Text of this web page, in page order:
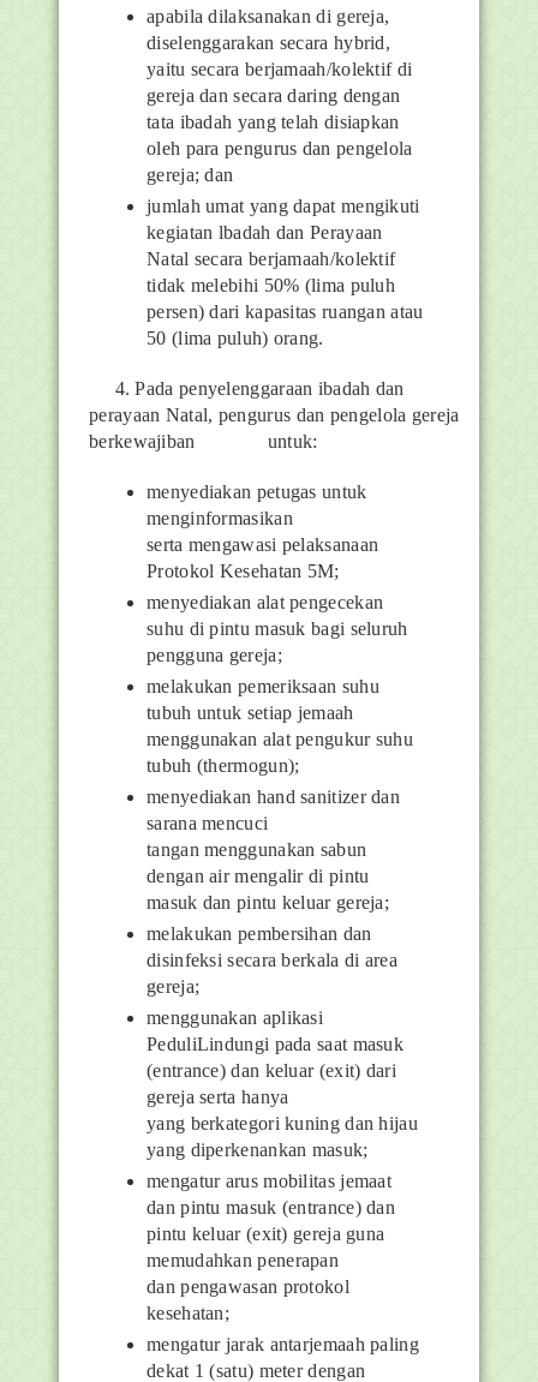
apabila dilaksanakan di gereja,
diselenggarakan secara hybrid,
yaitu secara berjamaah/kolektif di
gereja dan secara daring dengan
tata ibadah yang telah disiapkan
oleh para pengurus dan pengelola
gereja; dan
jumlah umat yang dapat mengikuti
kegiatan lbadah dan Perayaan
Natal secara berjamaah/kolektif
tidak melebihi 50% (lima puluh
persen) dari kapasitas ruangan atau
50 (lima puluh) orang.
4.Pada penyelenggaraan ibadah dan
perayaan Natal, pengurus dan pengelola gereja
berkewajiban
untuk:
menyediakan petugas untuk
menginformasikan
serta mengawasi pelaksanaan
Protokol Kesehatan 5M;
menyediakan alat pengecekan
suhu di pintu masuk bagi seluruh
pengguna gereja;
melakukan pemeriksaan suhu
tubuh untuk setiap jemaah
menggunakan alat pengukur suhu
tubuh (thermogun);
menyediakan hand sanitizerdan
sarana mencuci
tanganmenggunakan sabun
dengan air mengalir di pintu
masuk dan pintu keluar gereja;
melakukan pembersihan dan
disinfeksi secara berkala di area
gereja;
menggunakan aplikasi
PeduliLindungi pada saat masuk
(entrance)dan keluar (exit) dari
gereja serta hanya
yang berkategori kuning dan hijau
yang diperkenankan masuk;
mengatur arus mobilitas jemaat
dan pintu masuk (entrance)dan
pintu keluar (exit) gereja guna
memudahkan penerapan
danpengawasan protokol
kesehatan;
mengatur jarak antarjemaah paling
dekat 1 (satu) meter dengan